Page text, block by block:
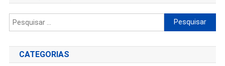
Pesquisar
por:
CATEGORIAS